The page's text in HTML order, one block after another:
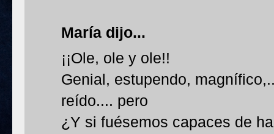
María dijo...
¡¡Ole, ole y ole!!
Genial, estupendo,
reído.... pero
¿Y si fuésemos capaces de